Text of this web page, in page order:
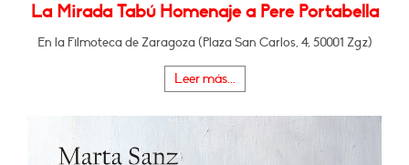
La Mirada Tabú Homenaje a Pere Portabella
En la Filmoteca de Zaragoza (Plaza San Carlos, 4, 50001 Zgz)
Leer más...